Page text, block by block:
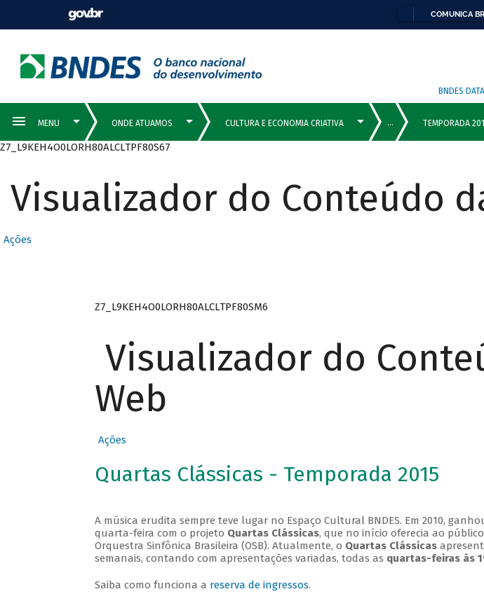
COMUNICA BR
BNDES DATA
Z7_L9KEH4O0LORH80ALCLTPF80S67
Visualizador do Conteúdo
Ações
Z7_L9KEH4O0LORH80ALCLTPF80SM6
Visualizador do
Web
Ações
Quartas Clássicas - Temporada 2015
A música erudita sempre teve lugar no Espaço Cultural BNDES. Em 2010,
quarta-feira com o projeto Quartas Clássicas, que no início oferecia ao
Orquestra Sinfônica Brasileira (OSB). Atualmente, o Quartas Clássicas
semanais, contando com apresentações variadas, todas as quartas-feiras às
Saiba como funciona a reserva de ingressos.